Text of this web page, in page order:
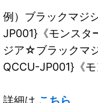
例）ブラックマジ
JP001}《モンスタ
ジア☆ブラックマ
QCCU-JP001}《モ
詳細は こちら